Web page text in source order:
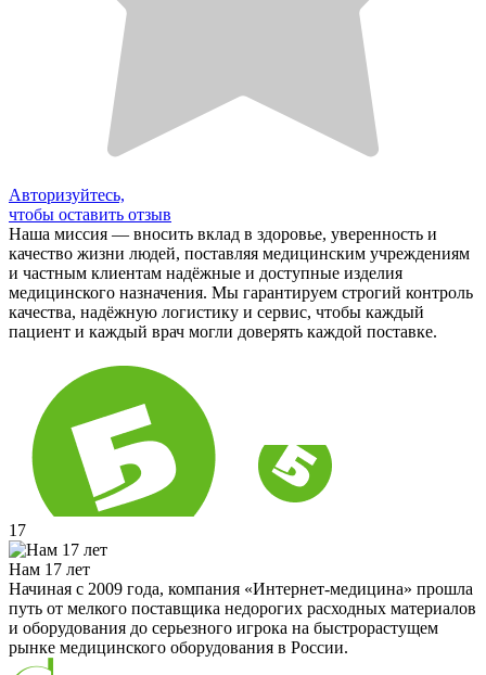
Авторизуйтесь,
чтобы оставить отзыв
Наша миссия — вносить вклад в здоровье, уверенность и
качество жизни людей, поставляя медицинским учреждениям
и частным клиентам надёжные и доступные изделия
медицинского назначения. Мы гарантируем строгий контроль
качества, надёжную логистику и сервис, чтобы каждый
пациент и каждый врач могли доверять каждой поставке.
17
Нам 17 лет
Начиная с 2009 года, компания «Интернет-медицина» прошла
путь от мелкого поставщика недорогих расходных материалов
и оборудования до серьезного игрока на быстрорастущем
рынке медицинского оборудования в России.